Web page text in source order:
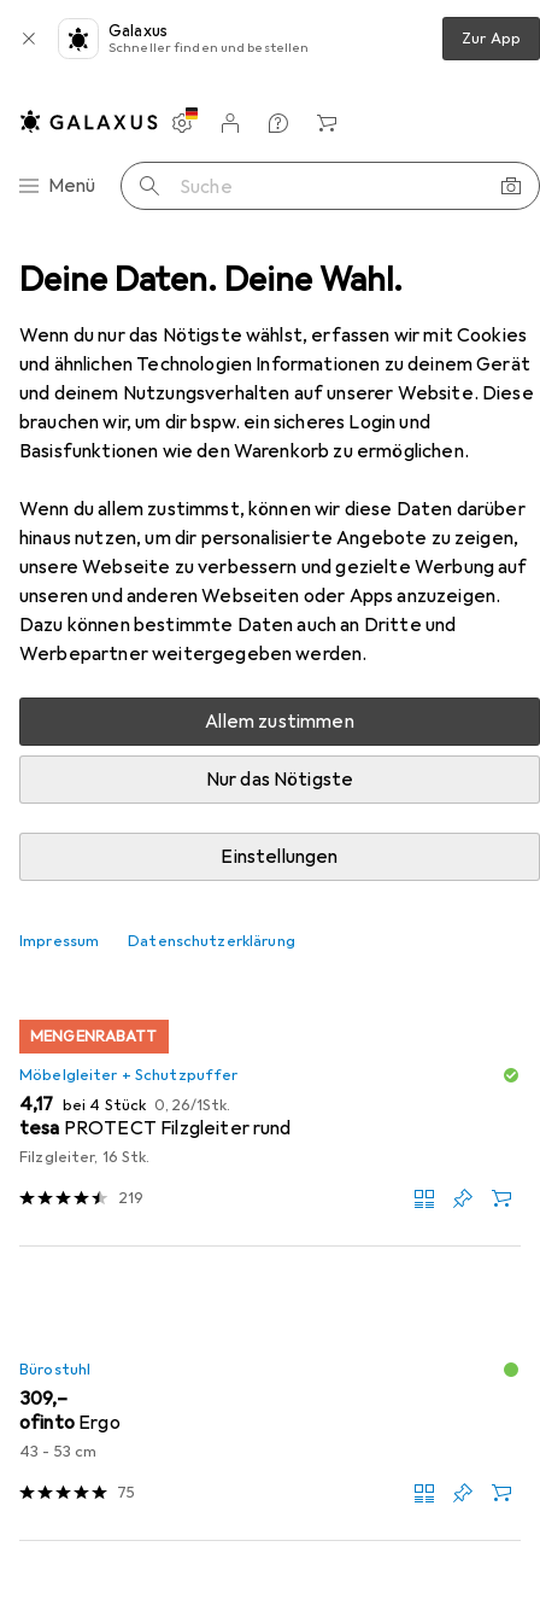
Deine Daten. Deine Wahl.
Wenn du nur das Nötigste wählst, erfassen wir mit Cookies
und ähnlichen Technologien Informationen zu deinem Gerät
und deinem Nutzungsverhalten auf unserer Website. Diese
brauchen wir, um dir bspw. ein sicheres Login und
Basisfunktionen wie den Warenkorb zu ermöglichen.
Wenn du allem zustimmst, können wir diese Daten darüber
hinaus nutzen, um dir personalisierte Angebote zu zeigen,
unsere Webseite zu verbessern und gezielte Werbung auf
unseren und anderen Webseiten oder Apps anzuzeigen.
Dazu können bestimmte Daten auch an Dritte und
Werbepartner weitergegeben werden.
Allem zustimmen
Nur das Nötigste
Einstellungen
Impressum Datenschutzerklärung
Galaxus
Schneller finden und bestellen Zur App
Navigation nach Kategorien
Menü Suche
Einstellungen
Kundenkonto
Vergleichslisten
Merklisten
Warenkorb
Breite 1400 mm, Tiefe 800 / 1660 mm, weiss
EUR
676,66
Paperflow2er-Teamschreibtisch,
Breite 1400 mm, Tiefe 800 / 1660 mm,
weiss
Zubehör für Paperflow 2er-
Teamschreibtisch, Breite 1400
mm, Tiefe 800 / 1660 mm, weiss
Hier findest du passendes Zubehör zum Produkt
800 / 1660 mm, weiss aus den Kategorien Möbelgleiter +
Schutzpuffer und Bürostuhl.
Relevanz
Produktliste
MENGENRABATT
Möbelgleiter + Schutzpuffer
EUR
4,17 bei 4 Stück EUR
0,26/1Stk.
tesa PROTECT Filzgleiter rund
Filzgleiter, 16 Stk.
219
Bürostuhl
EUR
309,–
ofinto Ergo
43 - 53 cm
75